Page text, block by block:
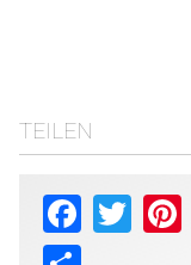
TEILEN
Facebook
Twitter
Share